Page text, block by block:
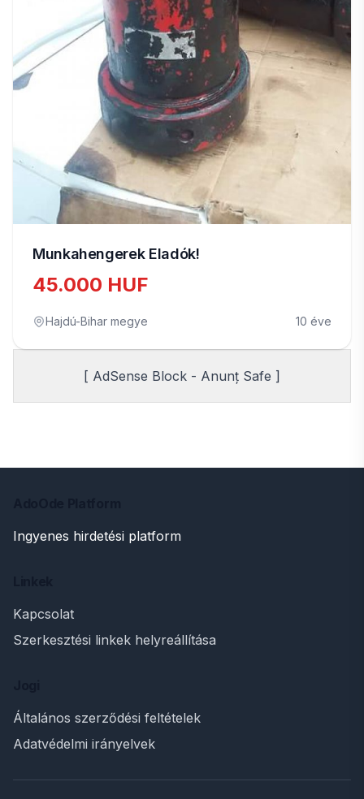
Munkahengerek Eladók!
45.000 HUF
Hajdú-Bihar megye 10 éve
[ AdSense Block - Anunț Safe ]
Ingyenes hirdetési platform
Kapcsolat
Szerkesztési linkek helyreállítása
Általános szerződési feltételek
Adatvédelmi irányelvek